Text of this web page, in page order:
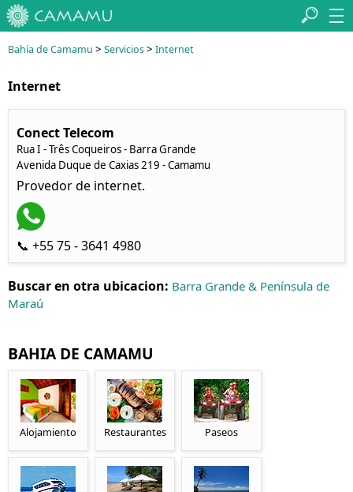
Bahía de Camamu > Servicios> Internet
Internet
Conect Telecom
Rua I - Três Coqueiros - Barra Grande
Avenida Duque de Caxias 219 - Camamu
Provedor de internet.
📞 +55 75 - 3641 4980
Buscar en otra ubicacion: Barra Grande & Península de
Maraú
BAHIA DE CAMAMU
Alojamiento Restaurantes Paseos